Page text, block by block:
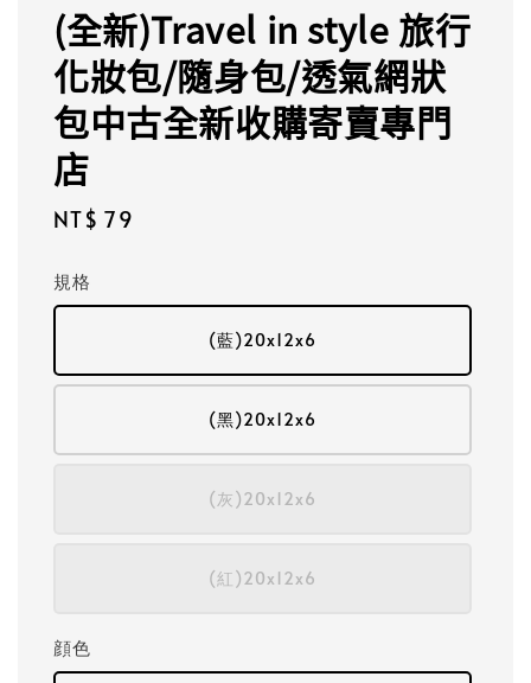
(全新)Travel in style 旅行
化妝包/隨身包/透氣網狀
包中古全新收購寄賣專門
店
Regular
NT$ 79
規格
(藍)20x12x6
(黑)20x12x6
(灰)20x12x6
(紅)20x12x6
顔色